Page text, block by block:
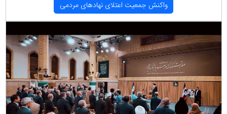
واكنش جمعیت اعتلای نهادهای مردمی